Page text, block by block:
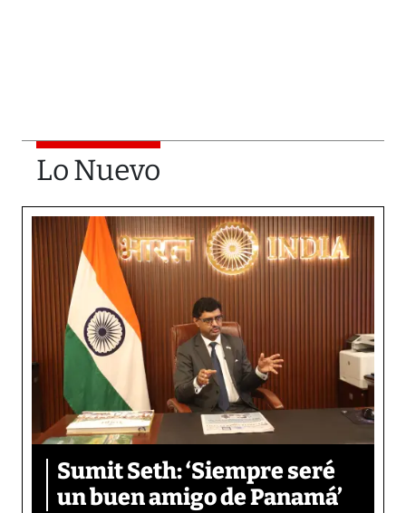
Lo Nuevo
Sumit Seth: ‘Siempre seré
un buen amigo de Panamá’